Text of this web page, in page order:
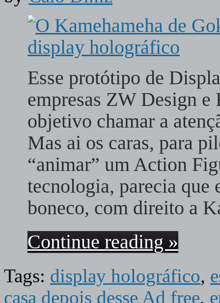
Esse protótipo de
empresas ZW Design
objetivo chamar a
Mas ai os caras, para
“animar” um Action
tecnologia, parecia que
boneco, com direito a
Continue reading »
Tags: display holográfico,
casa depois desse Ad free,